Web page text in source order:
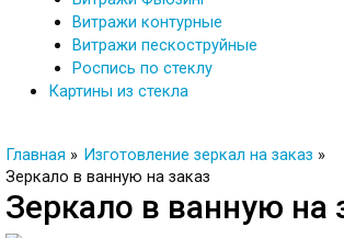
Витражи контурные
Витражи пескоструйные
Роспись по стеклу
Картины из стекла
Главная
Изготовление зеркал на заказ
Зеркало в ванную на заказ
Зеркало в ванную на